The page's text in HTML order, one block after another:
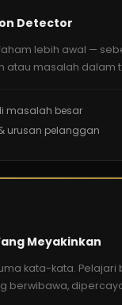
Detector
lebih awal —
atau masalah dalam
masalah besar
urusan pelanggan
Meyakinkan
kata-kata.
berwibawa,